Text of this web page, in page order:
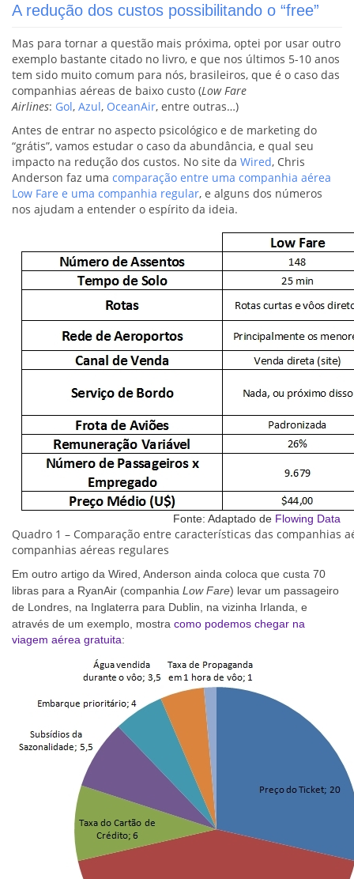
A redução dos custos possibilitando o “free”
Mas para tornar a questão mais próxima, optei por usar outro
exemplo bastante citado no livro, e que nos últimos 5-10 anos
tem sido muito comum para nós, brasileiros, que é o caso das
companhias aéreas de baixo custo (Low Fare
Airlines: Gol, Azul, OceanAir, entre outras…)
Antes de entrar no aspecto psicológico e de marketing do
“grátis”, vamos estudar o caso da abundância, e qual seu
impacto na redução dos custos. No site da Wired, Chris
Anderson faz uma comparação entre uma companhia aérea
Low Fare e uma companhia regular, e alguns dos números
nos ajudam a entender o espírito da ideia.
Fonte: Adaptado de Flowing Data
Quadro 1 – Comparação entre características das companhias
companhias aéreas regulares
Em outro artigo da Wired, Anderson ainda coloca que custa 70
libras para a RyanAir (companhia Low Fare) levar um passageiro
de Londres, na Inglaterra para Dublin, na vizinha Irlanda, e
através de um exemplo, mostra como podemos chegar na
viagem aérea gratuita: